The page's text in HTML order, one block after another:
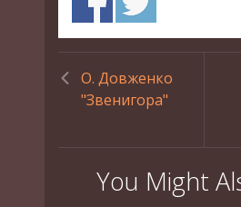
О. Довженко
"Звенигора"
You Might